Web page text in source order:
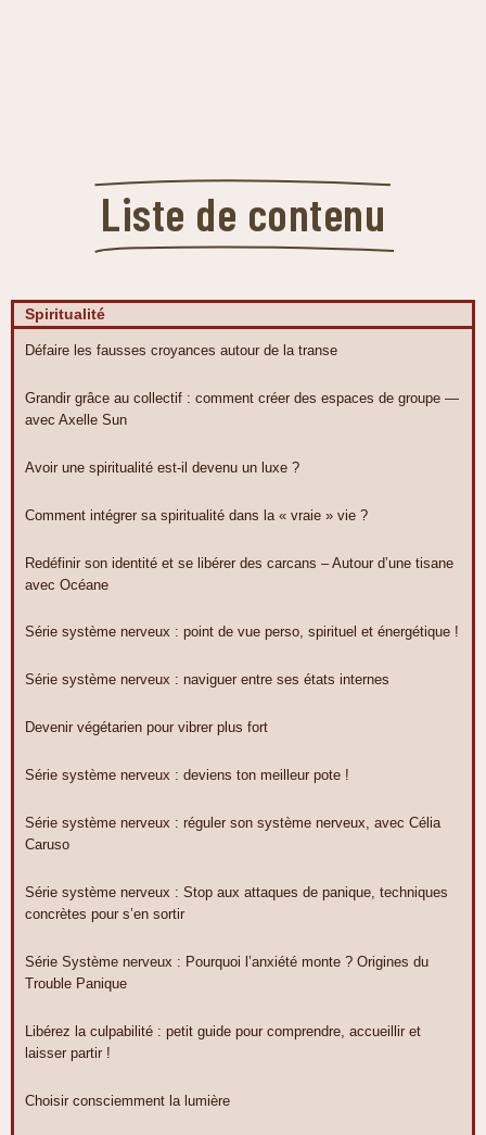
Liste de contenu
Spiritualité
Défaire les fausses croyances autour de la transe
Grandir grâce au collectif : comment créer des espaces de groupe —
avec Axelle Sun
Avoir une spiritualité est-il devenu un luxe ?
Comment intégrer sa spiritualité dans la « vraie » vie ?
Redéfinir son identité et se libérer des carcans – Autour d’une tisane
avec Océane
Série système nerveux : point de vue perso, spirituel et énergétique !
Série système nerveux : naviguer entre ses états internes
Devenir végétarien pour vibrer plus fort
Série système nerveux : deviens ton meilleur pote !
Série système nerveux : réguler son système nerveux, avec Célia
Caruso
Série système nerveux : Stop aux attaques de panique, techniques
concrètes pour s’en sortir
Série Système nerveux : Pourquoi l’anxiété monte ? Origines du
Trouble Panique
Libérez la culpabilité : petit guide pour comprendre, accueillir et
laisser partir !
Choisir consciemment la lumière